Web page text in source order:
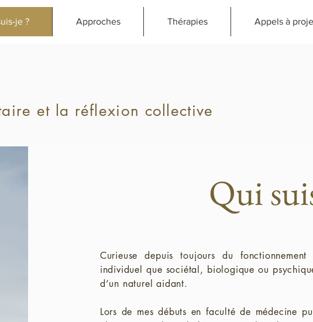
je ? Approches Thérapies Appels à
et la réflexion collective
Qui
Curieuse depuis toujours du
individuel que sociétal, biologique ou
d’un naturel aidant.
Lors de mes débuts en faculté de médecine